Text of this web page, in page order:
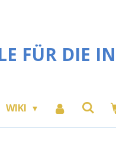
FÜR DIE
WIKI